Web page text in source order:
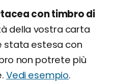
con timbro di
della vostra carta
stata estesa con
non potrete più
Vedi esempio.